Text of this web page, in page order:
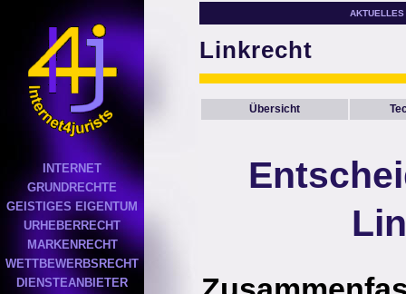
INTERNET
GRUNDRECHTE
GEISTIGES EIGENTUM
URHEBERRECHT
MARKENRECHT
WETTBEWERBSRECHT
DIENSTEANBIETER
AKTUELLES
Linkrecht
Übersicht